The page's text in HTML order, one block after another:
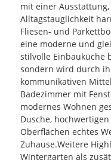
Sonstige
Zentrum 1.00 km
mit einer
Alltagstauglichkeit
Fliesen- und
eine moderne und
stilvolle Einbauküche
sondern wird durch
kommunikativen
Badezimmer mit
modernes Wohnen
Dusche,
Oberflächen echtes
Zuhause.Weitere
Wintergarten als